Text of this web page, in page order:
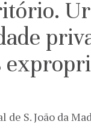
S. João da